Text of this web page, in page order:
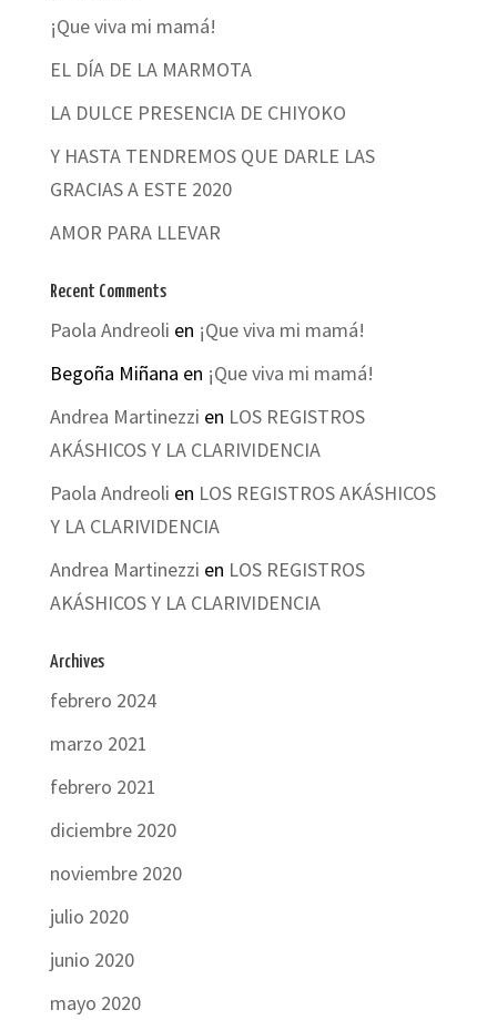
¡Que viva mi mamá!
EL DÍA DE LA MARMOTA
LA DULCE PRESENCIA DE CHIYOKO
Y HASTA TENDREMOS QUE DARLE LAS
GRACIAS A ESTE 2020
AMOR PARA LLEVAR
Recent Comments
Paola Andreoli en ¡Que viva mi mamá!
Begoña Miñana en ¡Que viva mi mamá!
Andrea Martinezzi en LOS REGISTROS
AKÁSHICOS Y LA CLARIVIDENCIA
Paola Andreoli en LOS REGISTROS AKÁSHICOS
Y LA CLARIVIDENCIA
Andrea Martinezzi en LOS REGISTROS
AKÁSHICOS Y LA CLARIVIDENCIA
Archives
febrero 2024
marzo 2021
febrero 2021
diciembre 2020
noviembre 2020
julio 2020
junio 2020
mayo 2020